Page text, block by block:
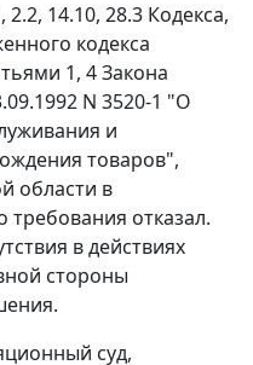
, 2.2, 14.10, 28.3 Кодекса,
кодекса
1, 4Закона
N 3520-1 "О
и
товаров",
области в
требования отказал.
в действиях
стороны
суд,